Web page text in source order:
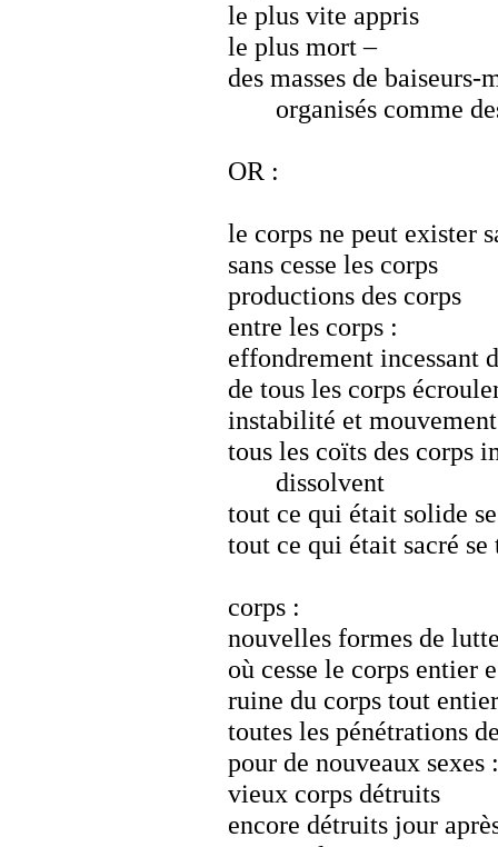
le plus vite appris
le plus mort –
des masses de baiseurs-
organisés comme
OR :
le corps ne peut exister
sans cesse les corps
productions des corps
entre les corps :
effondrement incessant
de tous les corps
instabilité et
tous les coïts des corps
dissolvent
tout ce qui était solide
tout ce qui était sacré
corps :
nouvelles formes de
où cesse le corps entier
ruine du corps tout
toutes les pénétrations
pour de nouveaux sexes :
vieux corps détruits
encore détruits jour